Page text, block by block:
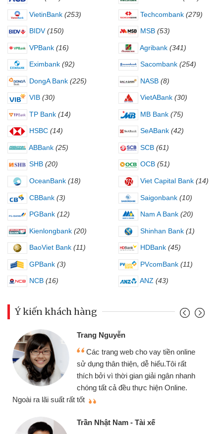
VietinBank (253) Techcombank (279)
BIDV (150) MSB (53)
VPBank (16) Agribank (341)
Eximbank (92) Sacombank (254)
DongA Bank (225) NASB (8)
VIB (30) VietABank (30)
TP Bank (14) MB Bank (75)
HSBC (14) SeABank (42)
ABBank (25) SCB (61)
SHB (20) OCB (51)
OceanBank (18) Viet Capital Bank (14)
CBBank (3) Saigonbank (10)
PGBank (12) Nam A Bank (20)
Kienlongbank (20) Shinhan Bank (1)
BaoViet Bank (11) HDBank (45)
GPBank (3) PVcomBank (11)
NCB (16) ANZ (43)
Ý kiến khách hàng
trang web cho vay tiền online
thân thiện, dễ hiểu.Tôi rất
vì thời gian giải ngân nhanh
cả đều thực hiện Online.
Nam - Tài xế
chiếc xe